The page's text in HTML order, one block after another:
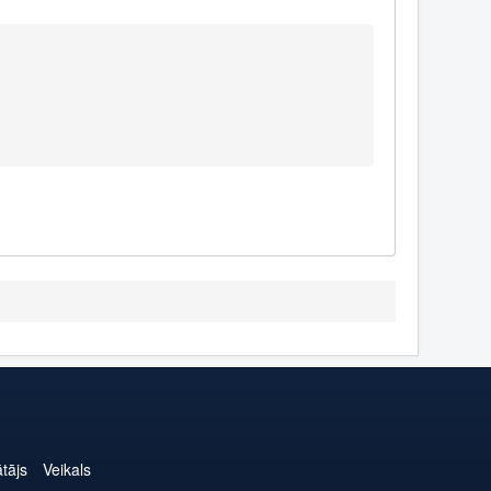
Veikals